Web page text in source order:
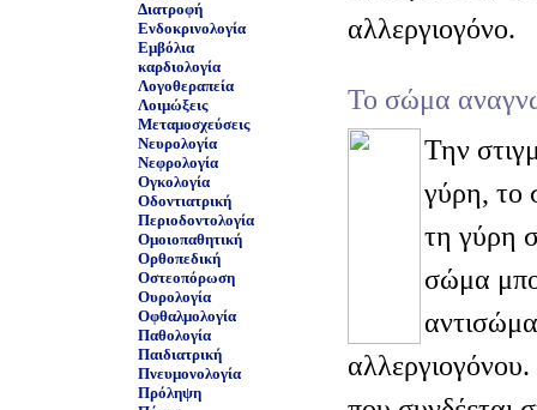
Διατροφή
Ενδοκρινολογία
Εμβόλια
καρδιολογία
Λογοθεραπεία
Λοιμώξεις
Μεταμοσχεύσεις
Νευρολογία
Νεφρολογία
Ογκολογία
Οδοντιατρική
Περιοδοντολογία
Ομοιοπαθητική
Ορθοπεδική
Οστεοπόρωση
Ουρολογία
Οφθαλμολογία
Παθολογία
Παιδιατρική
Πνευμονολογία
Πρόληψη
αλλεργιογόνο.
Το σώμα
Την
γύρη, το
τη γύρη
σώμα